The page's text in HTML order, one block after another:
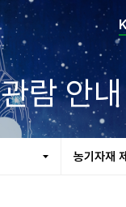
관람 안내
농기자재